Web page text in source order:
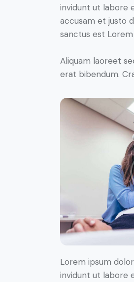
invidunt ut labore
accusam et justo
sanctus est
Aliquam laoreet
erat bibendum.
Lorem ipsum
invidunt ut labore